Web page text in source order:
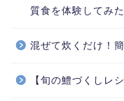
質食を体験してみた
混ぜて炊くだけ！
【旬の鱧づくしレ